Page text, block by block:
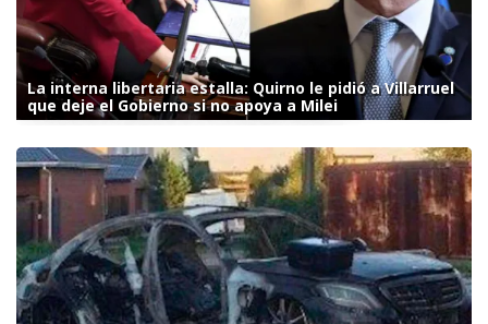
La interna libertaria estalla: Quirno le pidió a Villarruel
que deje el Gobierno si no apoya a Milei